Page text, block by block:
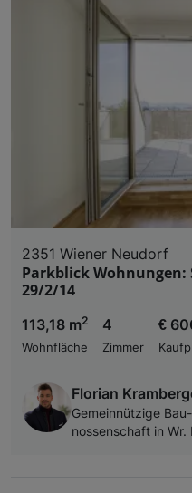
2351 Wiener Neudorf
Parkblick
29/2/14
113,18 m2
Wohnfläche
4
Zimmer
€
Florian
Ge­mein­nüt­zi­ge
nos­sen­schaft in